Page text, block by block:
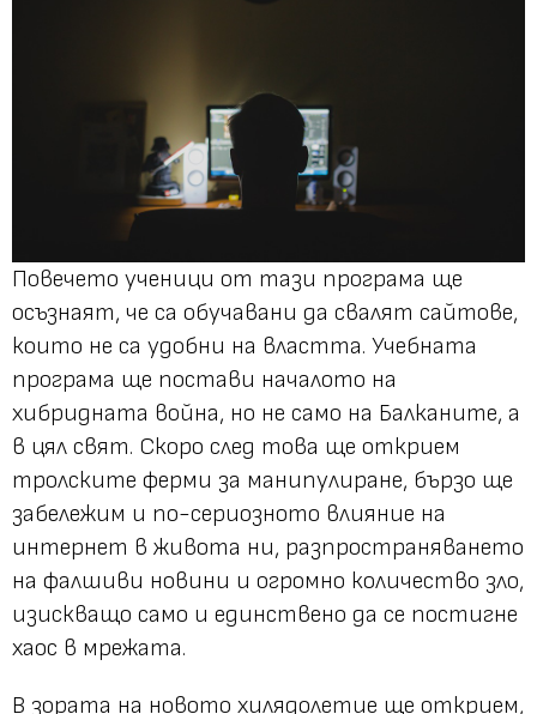
Повечето ученици от тази програма ще
осъзнаят, че са обучавани да свалят сайтове,
които не са удобни на властта. Учебната
програма ще постави началото на
хибридната война, но не само на Балканите, а
в цял свят. Скоро след това ще открием
тролските ферми за манипулиране, бързо ще
забележим и по-сериозното влияние на
интернет в живота ни, разпространяването
на фалшиви новини и огромно количество зло,
изискващо само и единствено да се постигне
хаос в мрежата.
В зората на новото хилядолетие ще открием,